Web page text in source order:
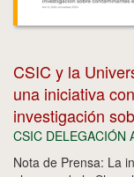
CSIC y la
una iniciativa
investigación
CSIC DELEGACIÓN
Nota de Prensa: La